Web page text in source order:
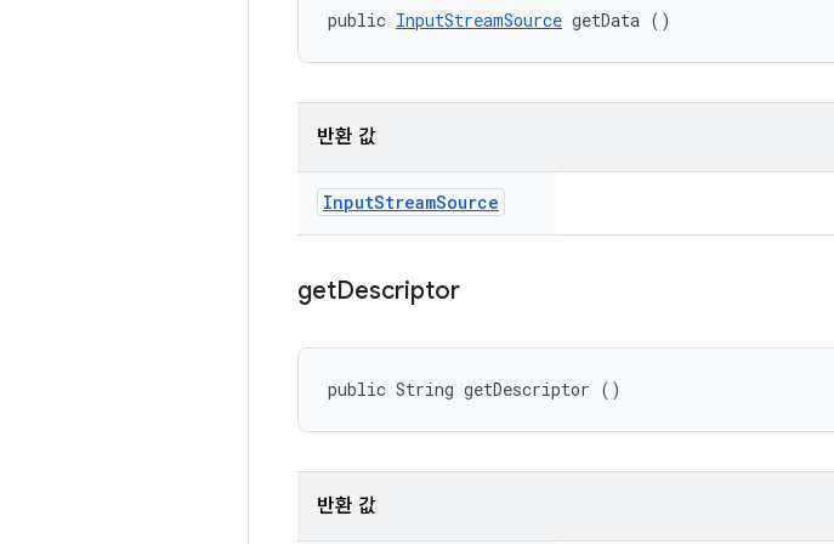
public InputStreamSource getData ()
반환 값
InputStreamSource
getDescriptor
public String getDescriptor ()
반환 값